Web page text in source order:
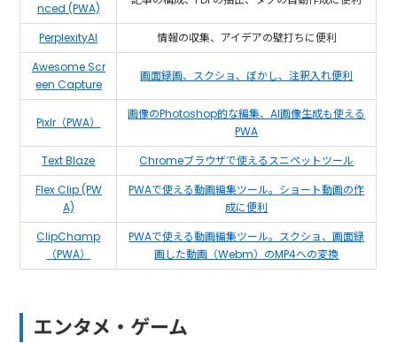
nced (PWA)
PerplexityAI
情報の収集、アイデアの壁打ちに便利
Awesome Scr
een Capture
画面録画、スクショ、ぼかし、注釈入れ便利
Pixlr（PWA）
画像のPhotoshop的な編集、AI画像生成も使える
PWA
Text Blaze
Chromeブラウザで使えるスニペットツール
Flex Clip (PW
A)
PWAで使える動画編集ツール。ショート動画の作
成に便利
ClipChamp
（PWA）
PWAで使える動画編集ツール。スクショ、画面録
画した動画（Webm）のMP4への変換
エンタメ・ゲーム